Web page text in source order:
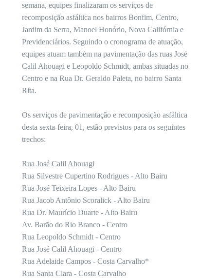
semana, equipes finalizaram os serviços de
recomposição asfáltica nos bairros Bonfim, Centro,
Jardim da Serra, Manoel Honório, Nova Califórnia e
Previdenciários. Seguindo o cronograma de atuação,
equipes atuam também na pavimentação das ruas José
Calil Ahouagi e Leopoldo Schmidt, ambas situadas no
Centro e na Rua Dr. Geraldo Paleta, no bairro Santa
Rita.
Os serviços de pavimentação e recomposição asfáltica
desta sexta-feira, 01, estão previstos para os seguintes
trechos:
Rua José Calil Ahouagi
Rua Silvestre Cupertino Rodrigues - Alto Bairu
Rua José Teixeira Lopes - Alto Bairu
Rua Jacob Antônio Scoralick - Alto Bairu
Rua Dr. Maurício Duarte - Alto Bairu
Av. Barão do Rio Branco - Centro
Rua Leopoldo Schmidt - Centro
Rua José Calil Ahouagi - Centro
Rua Adelaide Campos - Costa Carvalho*
Rua Santa Clara - Costa Carvalho